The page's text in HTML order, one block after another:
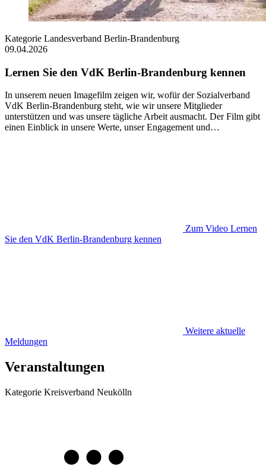
Kategorie Landesverband Berlin-Brandenburg
09.04.2026
Lernen Sie den VdK Berlin-Brandenburg kennen
In unserem neuen Imagefilm zeigen wir, wofür der Sozialverband
VdK Berlin-Brandenburg steht, wie wir unsere Mitglieder
unterstützen und was unsere tägliche Arbeit ausmacht. Der Film gibt
einen Einblick in unsere Werte, unser Engagement und…
Zum Video Lernen
Sie den VdK Berlin-Brandenburg kennen
Weitere aktuelle
Meldungen
Veranstaltungen
Kategorie Kreisverband Neukölln